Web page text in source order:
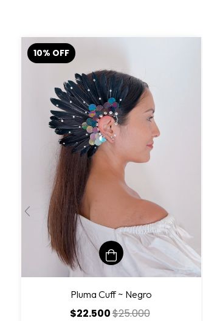
10% OFF
Pluma Cuff ~ Negro
$22.500$25.000